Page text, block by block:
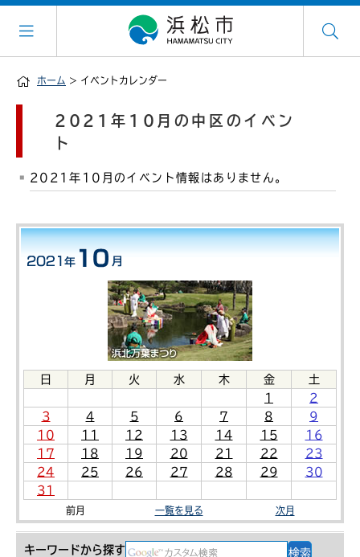
ホーム > イベントカレンダー
日 月 火 水 木 金
土
1
2
3
4 5 6 7 8
9
10
11 12 13 14 15
16
17
18 19 20 21 22
23
24
25 26 27 28 29
30
31
前月 一覧を見る 次月
キーワードから探す
2021年10月の中区のイベン
ト
2021年10月のイベント情報はありません。